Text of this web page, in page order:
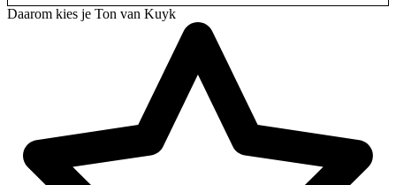
Daarom kies je Ton van Kuyk